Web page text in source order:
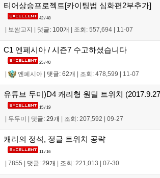
티어상승프로젝트[카이팅법 심화편2부추가]
42 / 48
보쌈고지 댓글: 100개 조회: 557,694 11-07
C1 엔페시아 / 시즌7 수고하셨습니다
25 / 40
엔페시아 댓글: 62개 조회: 478,599 11-07
유튜브 두미)D4 캐리형 원딜 트위치
15 / 19
| 두두미 | 댓글: 29개 | 조회: 207,592 | 09-27
캐리의 정석, 정글 트위치 공략
11 / 16
7855 댓글: 29개 조회: 221,013 07-30